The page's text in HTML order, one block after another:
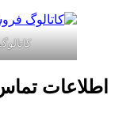
اطلاعات